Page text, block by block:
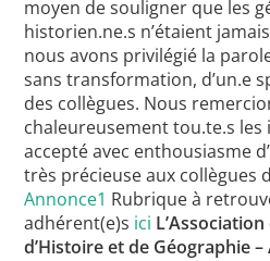
moyen de souligner que les
historien.ne.s n’étaient
nous avons privilégié la
sans transformation, d’un.e
des collègues. Nous
chaleureusement tou.te.s
accepté avec enthousiasme
très précieuse aux collègues
Annonce1 Rubrique à
adhérent(e)s ici
d’Histoire et de Géographie –